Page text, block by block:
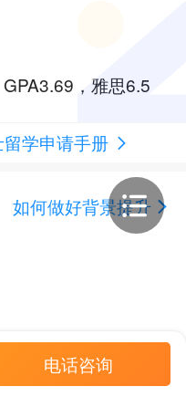
，雅思6.5
学申请手册
如何做好背景提升
电话咨询